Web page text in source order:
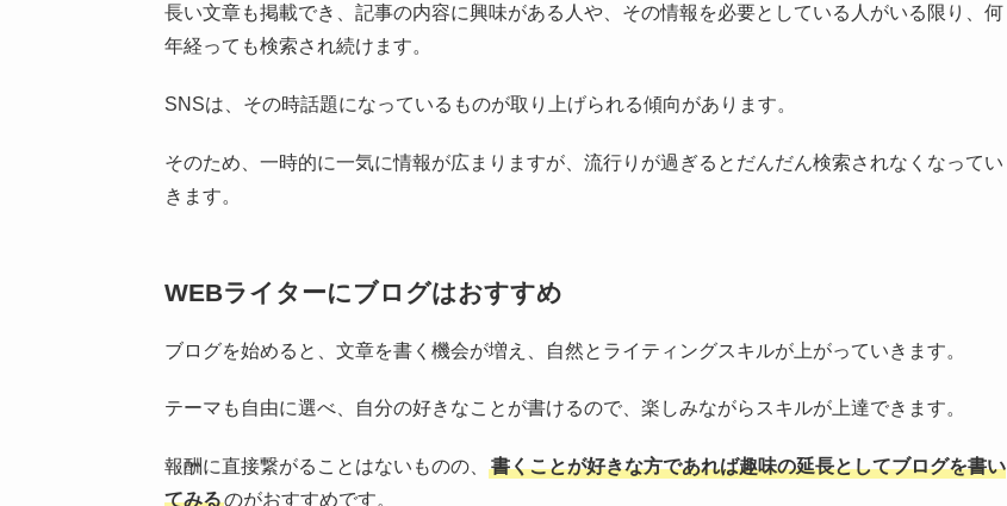
長い文章も掲載でき、記事の内容に興味がある人や、その情報を必要としている人がいる限り、何
年経っても検索され続けます。
SNSは、その時話題になっているものが取り上げられる傾向があります。
そのため、一時的に一気に情報が広まりますが、流行りが過ぎるとだんだん検索されなくなってい
きます。
WEBライターにブログはおすすめ
ブログを始めると、文章を書く機会が増え、自然とライティングスキルが上がっていきます。
テーマも自由に選べ、自分の好きなことが書けるので、楽しみながらスキルが上達できます。
報酬に直接繋がることはないものの、
書くことが好きな方であれば趣味の延長としてブログを書い
てみるのがおすすめです。